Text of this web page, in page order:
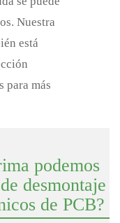
Nuestra
está
para más
podemos
desmontaje
de PCB?